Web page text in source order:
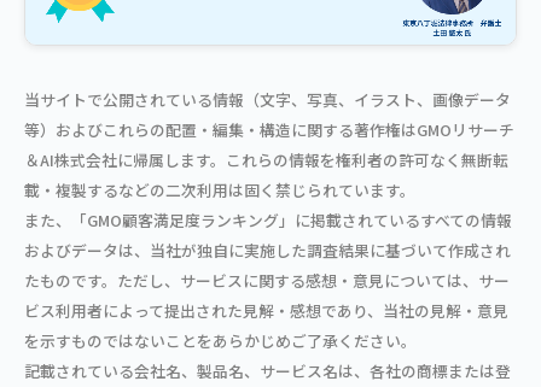
当サイトで公開されている情報（文字、写真、イラスト、画像データ
等）およびこれらの配置・編集・構造に関する著作権はGMOリサーチ
＆AI株式会社に帰属します。これらの情報を権利者の許可なく無断転
載・複製するなどの二次利用は固く禁じられています。
また、「GMO顧客満足度ランキング」に掲載されているすべての情報
およびデータは、当社が独自に実施した調査結果に基づいて作成され
たものです。ただし、サービスに関する感想・意見については、サー
ビス利用者によって提出された見解・感想であり、当社の見解・意見
を示すものではないことをあらかじめご了承ください。
記載されている会社名、製品名、サービス名は、各社の商標または登